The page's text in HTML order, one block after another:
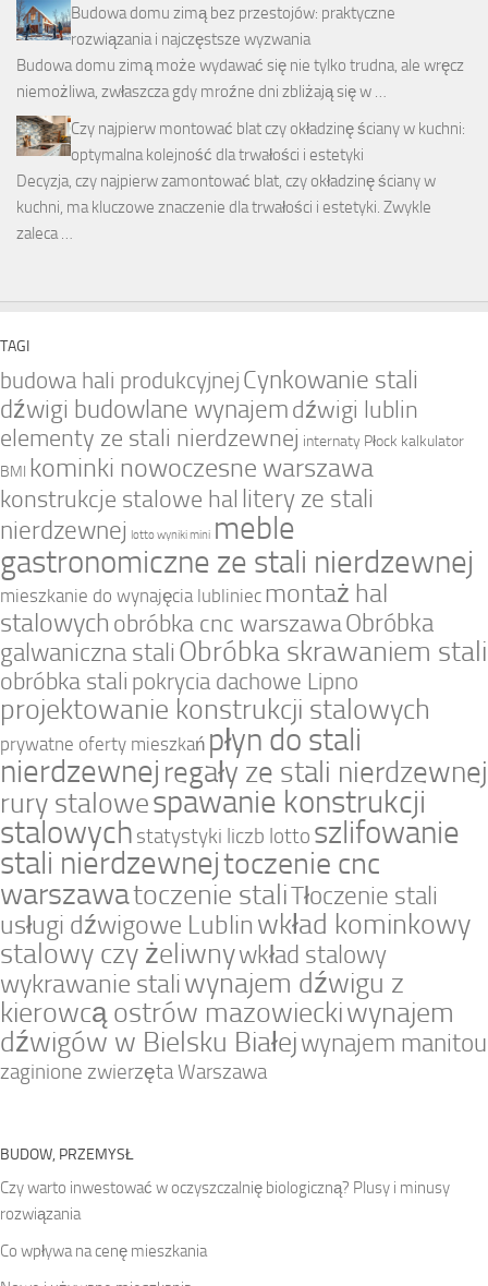
Budowa domu zimą bez przestojów: praktyczne
rozwiązania i najczęstsze wyzwania
Budowa domu zimą może wydawać się nie tylko trudna, ale wręcz
niemożliwa, zwłaszcza gdy mroźne dni zbliżają się w …
Czy najpierw montować blat czy okładzinę ściany w kuchni:
optymalna kolejność dla trwałości i estetyki
Decyzja, czy najpierw zamontować blat, czy okładzinę ściany w
kuchni, ma kluczowe znaczenie dla trwałości i estetyki. Zwykle
zaleca …
TAGI
budowa hali produkcyjnej Cynkowanie stali
dźwigi budowlane wynajemdźwigi lublin
elementy ze stali nierdzewnej internaty Płock kalkulator
BMI kominki nowoczesne warszawa
konstrukcje stalowe hal litery ze stali
nierdzewnej lotto wyniki mini meble
gastronomiczne ze stali nierdzewnej
mieszkanie do wynajęcia lubliniec montaż hal
stalowych obróbka cnc warszawaObróbka
galwaniczna stali Obróbka skrawaniem stali
obróbka stali pokrycia dachowe Lipno
projektowanie konstrukcji stalowych
prywatne oferty mieszkań płyn do stali
nierdzewnej regały ze stali nierdzewnej
rury stalowespawanie konstrukcji
stalowych statystyki liczb lotto szlifowanie
stali nierdzewnejtoczenie cnc
warszawatoczenie staliTłoczenie stali
usługi dźwigowe Lublin wkład kominkowy
stalowy czy żeliwnywkład stalowy
wykrawanie staliwynajem dźwigu z
kierowcą ostrów mazowieckiwynajem
dźwigów w Bielsku Białejwynajem manitou
zaginione zwierzęta Warszawa
BUDOW, PRZEMYSŁ
Czy warto inwestować w oczyszczalnię biologiczną? Plusy i minusy
rozwiązania
Co wpływa na cenę mieszkania